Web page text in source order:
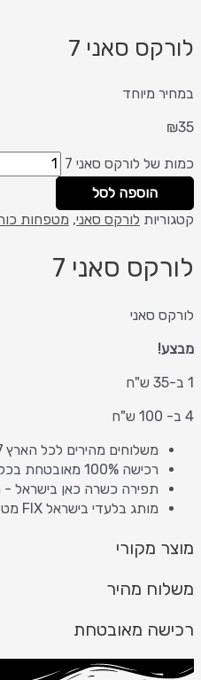
לורקס סאני 7
במחיר מיוחד
₪35
כמות של לורקס סאני 7
הוספה לסל
קטגוריות לורקס סאני, מטפחות
לורקס סאני 7
לורקס סאני
מבצע!
1 ב-35 ש"ח
4 ב- 100 ש"ח
משלוחים מהירים לכל הארץ 2-7 ימי עסקים
רכישה 100% מאובטחת בכל אמצעי תשלום
תפירה כשרה כאן בישראל -
מותג בלעדי בישראל FIX מטפחות
מוצר מקורי
משלוח מהיר
רכישה מאובטחת